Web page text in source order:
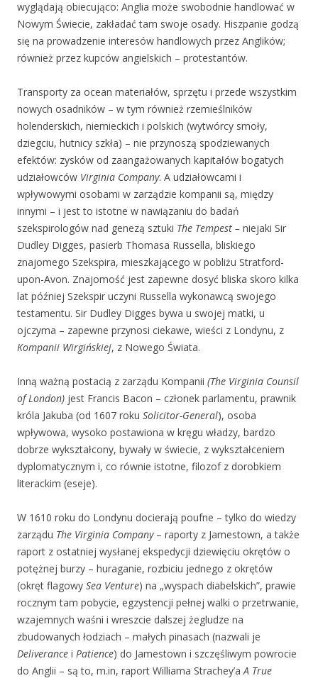
wyglądają obiecująco: Anglia może swobodnie handlować w
Nowym Świecie, zakładać tam swoje osady. Hiszpanie godzą
się na prowadzenie interesów handlowych przez Anglików;
również przez kupców angielskich – protestantów.
Transporty za ocean materiałów, sprzętu i przede wszystkim
nowych osadników – w tym również rzemieślników
holenderskich, niemieckich i polskich (wytwórcy smoły,
dziegciu, hutnicy szkła) – nie przynoszą spodziewanych
efektów: zysków od zaangażowanych kapitałów bogatych
udziałowców Virginia Company. A udziałowcami i
wpływowymi osobami w zarządzie kompanii są, między
innymi – i jest to istotne w nawiązaniu do badań
szekspirologów nad genezą sztuki The Tempest – niejaki Sir
Dudley Digges, pasierb Thomasa Russella, bliskiego
znajomego Szekspira, mieszkającego w pobliżu Stratford-
upon-Avon. Znajomość jest zapewne dosyć bliska skoro kilka
lat później Szekspir uczyni Russella wykonawcą swojego
testamentu. Sir Dudley Digges bywa u swojej matki, u
ojczyma – zapewne przynosi ciekawe, wieści z Londynu, z
Kompanii Wirgińskiej, z Nowego Świata.
Inną ważną postacią z zarządu Kompanii (The Virginia Counsil
of London) jest Francis Bacon – członek parlamentu, prawnik
króla Jakuba (od 1607 roku Solicitor-General), osoba
wpływowa, wysoko postawiona w kręgu władzy, bardzo
dobrze wykształcony, bywały w świecie, z wykształceniem
dyplomatycznym i, co równie istotne, filozof z dorobkiem
literackim (eseje).
W 1610 roku do Londynu docierają poufne – tylko do wiedzy
zarządu The Virginia Company– raporty z Jamestown, a także
raport z ostatniej wysłanej ekspedycji dziewięciu okrętów o
potężnej burzy – huraganie, rozbiciu jednego z okrętów
(okręt flagowy Sea Venture) na „wyspach diabelskich”, prawie
rocznym tam pobycie, egzystencji pełnej walki o przetrwanie,
wzajemnych waśni i wreszcie dalszej żegludze na
zbudowanych łodziach – małych pinasach (nazwali je
Deliverance i Patience) do Jamestown i szczęśliwym powrocie
do Anglii – są to, m.in, raport Williama Strachey’aA True